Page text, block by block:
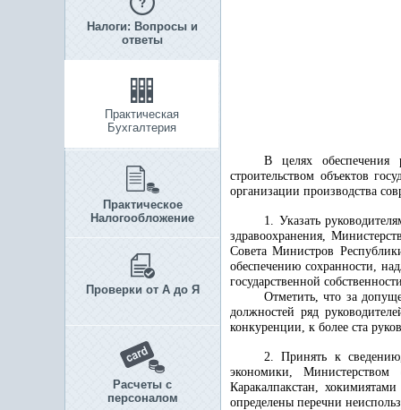
Налоги: Вопросы и
ответы
Практическая
Бухгалтерия
Практическое
Налогообложение
Проверки от А до Я
Расчеты с
персоналом
В целях обеспечения
строительством объектов
организации производства
1. Указать
здравоохранения,
Совета Министров
обеспечению сохранности,
государственной
Отметить, что за
должностей ряд
конкуренции, к более ста
2. Принять к
экономики, Министерством
Каракалпакстан,
определены перечни